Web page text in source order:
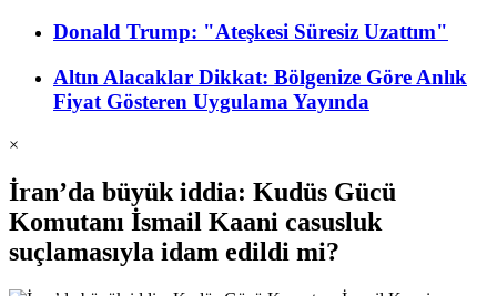
Donald Trump: "Ateşkesi Süresiz Uzattım"
Altın Alacaklar Dikkat: Bölgenize Göre Anlık
Fiyat Gösteren Uygulama Yayında
×
İran’da büyük iddia: Kudüs Gücü
Komutanı İsmail Kaani casusluk
suçlamasıyla idam edildi mi?